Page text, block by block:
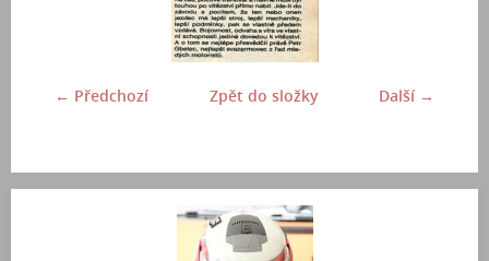
← Předchozí Další →
Zpět do složky